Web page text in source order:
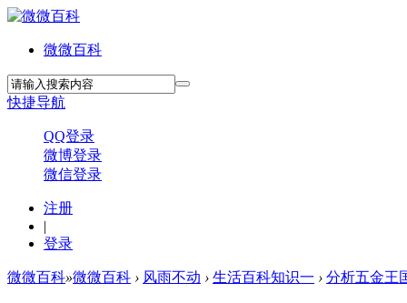
微微百科
快捷导航
QQ登录
微博登录
微信登录
注册
|
登录
微微百科»微微百科 › 风雨不动 › 生活百科知识一 › 分析五金王